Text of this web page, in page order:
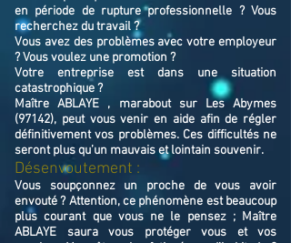
en période de rupture professionnelle ? Vous
recherchez du travail ?
Vous avez des problèmes avec votre employeur
? Vous voulez une promotion ?
Votre entreprise est dans une situation
catastrophique ?
Maître ABLAYE , marabout sur Les Abymes
(97142), peut vous venir en aide afin de régler
définitivement vos problèmes. Ces difficultés ne
seront plus qu’un mauvais et lointain souvenir.
Désenvoutement :
Vous soupçonnez un proche de vous avoir
envouté ? Attention, ce phénomène est beaucoup
plus courant que vous ne le pensez ; Maître
ABLAYE saura vous protéger vous et vos